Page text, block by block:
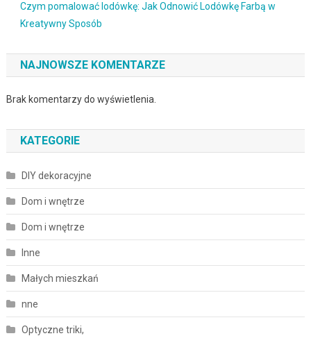
Czym pomalować lodówkę: Jak Odnowić Lodówkę Farbą w
Kreatywny Sposób
NAJNOWSZE KOMENTARZE
Brak komentarzy do wyświetlenia.
KATEGORIE
DIY dekoracyjne
Dom i wnętrze
Dom i wnętrze
Inne
Małych mieszkań
nne
Optyczne triki,